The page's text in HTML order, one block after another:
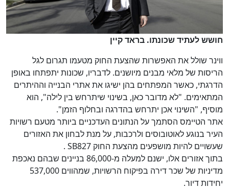
חושש לעתיד שכונתו. בראד קיין
ווינר שולל את האפשרות שהצעת החוק מטעמו תגרום לגל
הריסות של מלאי מבנים מיושנים. לדבריו, שכונות יתפתחו באופן
הדרגתי, כאשר המפתחים בהן ישיגו את אתרי הבנייה וההיתרים
המתאימים. "לא מדובר כאן, בשינוי שיתרחש בין לילה", הוא
מוסיף, "השינוי אכן יתרחש בהדרגה ובחלוף הזמן".
אתר הטיימס הסתמך על הנתונים העדכניים ביותר מטעם רשויות
העיר בנוגע לאוטובוסים ולרכבות, על מנת לבחון את האזורים
שעשויים להיות מושפעים מהצעת החוק SB827
.
בתוך אזורים אלו, ישנם למעלה מ-86,000 בניינים שבהם נאכפת
מדיניות של שכר דירה בפיקוח הרשויות, שמהווים 537,000
יחידות דיור.